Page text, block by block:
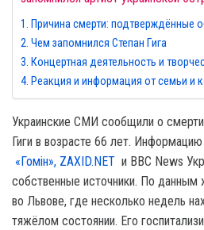
Причина смерти: подтверждённые
Чем запомнился Степан Гига
Концертная деятельность и
Реакция и информация от семьи и
Украинские СМИ сообщили о
Гиги в возрасте 66 лет.
«Гомін», ZAXID.NET и BBC News
собственные источники. По данным
во Львове, где несколько недель
тяжёлом состоянии. Его